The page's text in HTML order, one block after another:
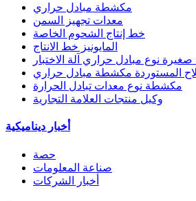
مكشطة مبادل حراري
معدات تجهيز السمن
خط إنتاج الشحوم الخاصة
المايونيز خط الانتاج
نوع مبادل حراري آلة الاختبار
المستوردة مكشطة مبادل حراري
مكشطة نوع معدات تبادل الحرارة
وكيل منتجات العلامة التجارية
أخبار ديناميكية
حصة
صناعة المعلومات
أخبار الشركات